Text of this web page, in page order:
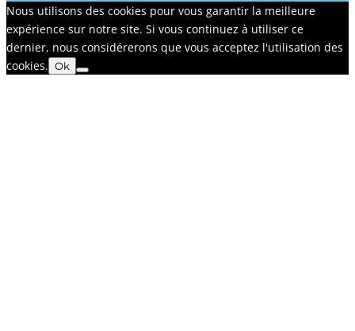
Nous utilisons des cookies pour vous garantir la meilleure
expérience sur notre site. Si vous continuez à utiliser ce
dernier, nous considérerons que vous acceptez l'utilisation des
cookies. Ok